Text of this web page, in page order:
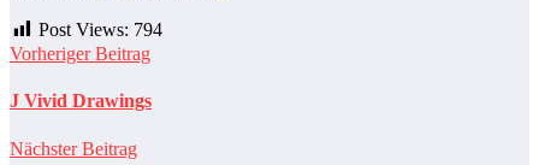
Post Views: 794
Vorheriger Beitrag
J Vivid Drawings
Nächster Beitrag